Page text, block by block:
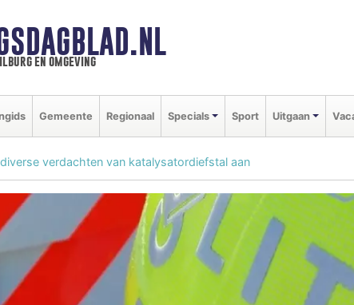
en omgeving
Gemeente Regionaal Specials Sport Uitgaan
verdachten van katalysatordiefstal aan